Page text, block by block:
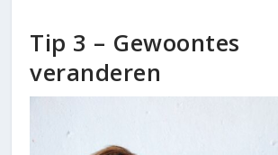
Tip 3 – Gewoontes
veranderen